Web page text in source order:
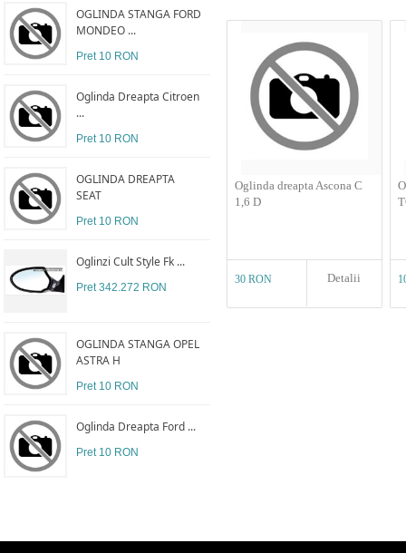
OGLINDA STANGA FORD
MONDEO ...
Pret 10 RON
Oglinda Dreapta Citroen
...
Pret 10 RON
OGLINDA DREAPTA
SEAT
Pret 10 RON
Oglinzi Cult Style Fk ...
Pret 342.272 RON
OGLINDA STANGA OPEL
ASTRA H
Pret 10 RON
Oglinda Dreapta Ford ...
Pret 10 RON
Oglinda dreapta Ascona C
1,6 D
30 RON Detalii